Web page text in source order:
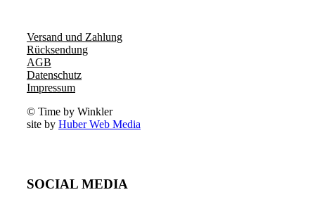
Versand und Zahlung
Rücksendung
AGB
Datenschutz
Impressum
© Time by Winkler
site by Huber Web Media
SOCIAL MEDIA